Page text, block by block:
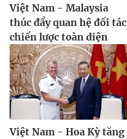
Việt Nam - Malaysia
thúc đẩy quan hệ đối tác
chiến lược toàn diện
Việt Nam - Hoa Kỳ tăng